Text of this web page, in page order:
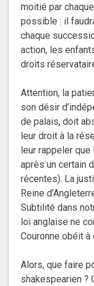
moitié par
possible : il
chaque
action, les
droits
Attention, la
son désir
de palais, doit
leur droit à la
leur rappeler que
après un certain
récentes). La
Reine
Subtilité dans
loi anglaise ne
Couronne obéit à
Alors, que faire
shakespearien ?